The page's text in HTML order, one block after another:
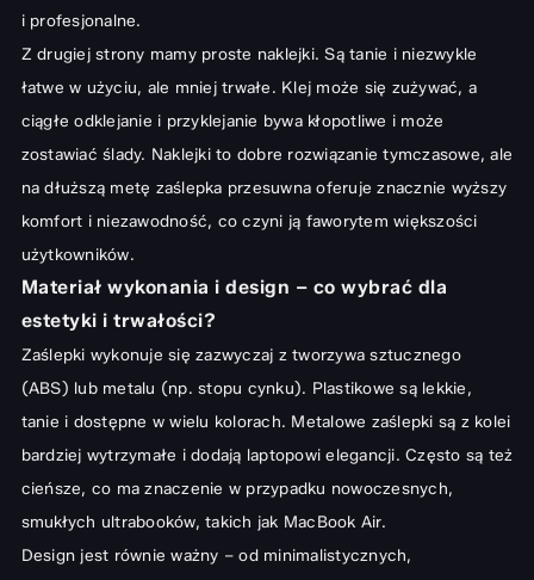
i profesjonalne.
Z drugiej strony mamy proste naklejki. Są tanie i niezwykle
łatwe w użyciu, ale mniej trwałe. Klej może się zużywać, a
ciągłe odklejanie i przyklejanie bywa kłopotliwe i może
zostawiać ślady. Naklejki to dobre rozwiązanie tymczasowe, ale
na dłuższą metę zaślepka przesuwna oferuje znacznie wyższy
komfort i niezawodność, co czyni ją faworytem większości
użytkowników.
Materiał wykonania i design – co wybrać dla
estetyki i trwałości?
Zaślepki wykonuje się zazwyczaj z tworzywa sztucznego
(ABS) lub metalu (np. stopu cynku). Plastikowe są lekkie,
tanie i dostępne w wielu kolorach. Metalowe zaślepki są z kolei
bardziej wytrzymałe i dodają laptopowi elegancji. Często są też
cieńsze, co ma znaczenie w przypadku nowoczesnych,
smukłych ultrabooków, takich jak MacBook Air.
Design jest równie ważny – od minimalistycznych,